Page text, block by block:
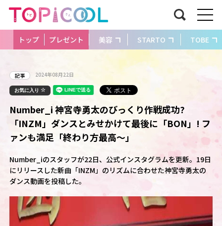
トップ プレゼント 美容 STARTO TOBE
記事 2024年08月22日
お気に入り
Number_i 神宮寺勇太のびっくり作戦成功?
「INZM」ダンスとみせかけて最後に「BON」! フ
ァンも満足「終わり方最高～」
Number_iのスタッフが22日、公式インスタグラムを更新。19日
にリリースした新曲「INZM」のリズムに合わせた神宮寺勇太の
ダンス動画を投稿した。